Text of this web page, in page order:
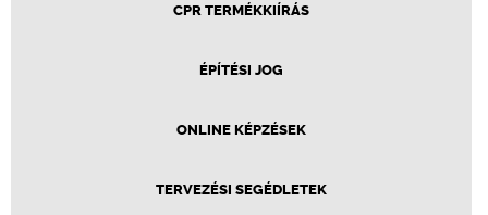
CPR TERMÉKKIÍRÁS
ÉPÍTÉSI JOG
ONLINE KÉPZÉSEK
TERVEZÉSI SEGÉDLETEK